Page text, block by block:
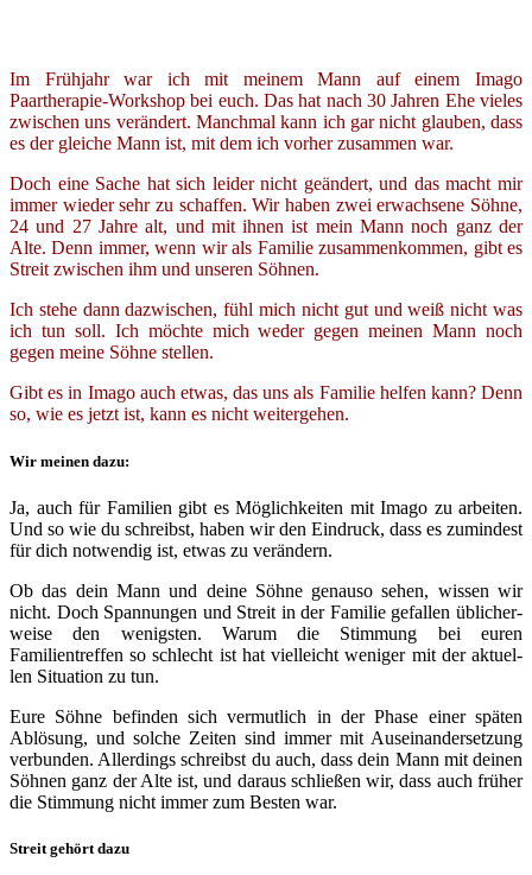
Im Frühjahr war ich mit mei­nem Mann auf einem Imago
Paartherapie-Workshop bei euch. Das hat nach 30 Jahren Ehe vie­les
zwi­schen uns ver­än­dert. Manchmal kann ich gar nicht glau­ben, dass
es der glei­che Mann ist, mit dem ich vor­her zusam­men war.
Doch eine Sache hat sich lei­der nicht geän­dert, und das macht mir
immer wie­der sehr zu schaf­fen. Wir haben zwei erwach­se­ne Söhne,
24 und 27 Jahre alt, und mit ihnen ist mein Mann noch ganz der
Alte. Denn immer, wenn wir als Familie zusam­men­kom­men, gibt es
Streit zwi­schen ihm und unse­ren Söhnen.
Ich ste­he dann dazwi­schen, fühl mich nicht gut und weiß nicht was
ich tun soll. Ich möch­te mich weder gegen mei­nen Mann noch
gegen mei­ne Söhne stellen.
Gibt es in Imago auch etwas, das uns als Familie hel­fen kann? Denn
so, wie es jetzt ist, kann es nicht weitergehen.
Wir mei­nen dazu:
Ja, auch für Familien gibt es Möglichkeiten mit Imago zu arbei­ten.
Und so wie du schreibst, haben wir den Eindruck, dass es zumin­dest
für dich not­wen­dig ist, etwas zu verändern.
Ob das dein Mann und dei­ne Söhne genau­so sehen, wis­sen wir
nicht. Doch Spannungen und Streit in der Familie gefal­len übli­cher­
wei­se den wenigs­ten. Warum die Stimmung bei euren
Familientreffen so schlecht ist hat viel­leicht weni­ger mit der aktu­el­
len Situation zu tun.
Eure Söhne befin­den sich ver­mut­lich in der Phase einer spä­ten
Ablösung, und sol­che Zeiten sind immer mit Auseinandersetzung
ver­bun­den. Allerdings schreibst du auch, dass dein Mann mit dei­nen
Söhnen ganz der Alte ist, und dar­aus schlie­ßen wir, dass auch frü­her
die Stimmung nicht immer zum Besten war.
Streit gehört dazu